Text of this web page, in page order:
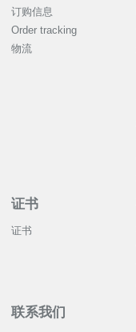
订购信息
Order tracking
物流
证书
证书
联系我们